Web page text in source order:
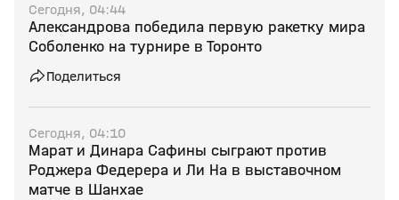
Сегодня, 04:44
Александрова победила первую ракетку мира
Соболенко на турнире в Торонто
Поделиться
Сегодня, 04:10
Марат и Динара Сафины сыграют против
Роджера Федерера и Ли На в выставочном
матче в Шанхае